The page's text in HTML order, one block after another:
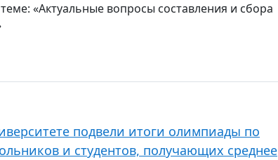
«Актуальные вопросы составления и сбора
подвели итоги олимпиады по
и студентов, получающих среднее